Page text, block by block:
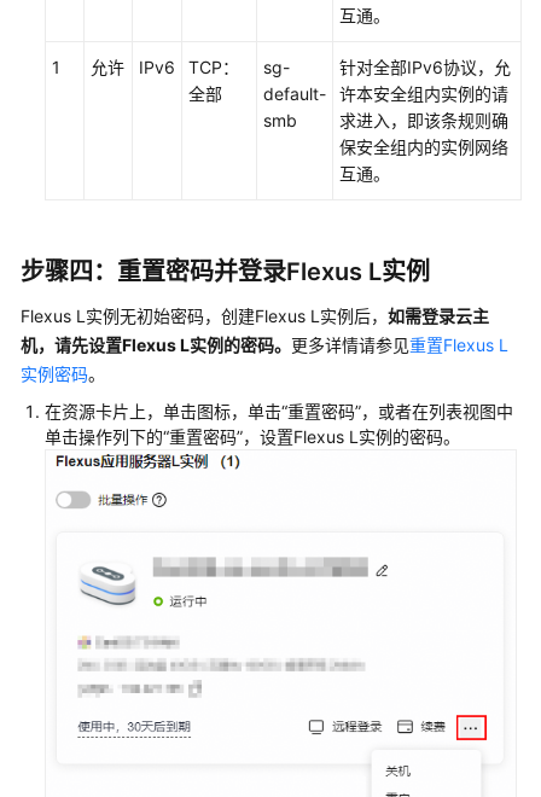
互通。
1 允许 IPv6
TCP：
全部
sg-
default-
smb
针对全部IPv6协议，允
许本安全组内实例的请
求进入，即该条规则确
保安全组内的实例网络
互通。
步骤四：重置密码并登录Flexus L实例
Flexus L实例无初始密码，创建Flexus L实例后， 如需登录云主
机，请先设置Flexus L实例的密码。 更多详情请参见重置Flexus L
实例密码。
在资源卡片上，单击图标，单击“重置密码”，或者在列表视图中
单击操作列下的“重置密码”，设置Flexus L实例的密码。